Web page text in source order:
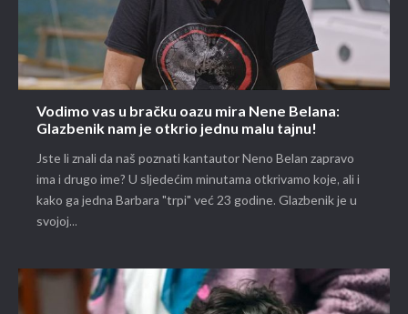
Vodimo vas u bračku oazu mira Nene Belana:
Glazbenik nam je otkrio jednu malu tajnu!
Jste li znali da naš poznati kantautor Neno Belan zapravo
ima i drugo ime? U sljedećim minutama otkrivamo koje, ali i
kako ga jedna Barbara "trpi" već 23 godine. Glazbenik je u
svojoj...